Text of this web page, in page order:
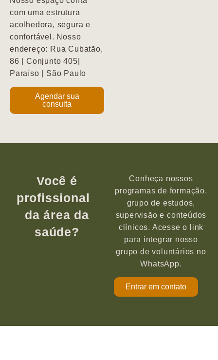
com uma estrutura
acolhedora, segura e
confortável. Nosso
endereço: Rua Cubatão,
86 | Conjunto 405|
Paraíso | São Paulo
Agendar sua
consulta
Você é
profissional
da área da
saúde?
Conheça nossos
programas de formação,
grupo de estudos,
supervisão e conteúdos
clínicos. Acesse o link
para integrar nosso
grupo de voluntários no
WhatsApp.
Entrar em contato